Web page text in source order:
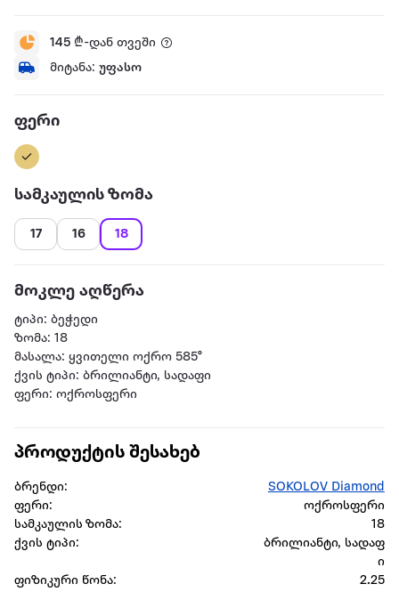
145 ₾-დან თვეში
მიტანა: უფასო
ფერი
სამკაულის ზომა
17 16 18
მოკლე აღწერა
ტიპი: ბეჭედი
ზომა: 18
მასალა: ყვითელი ოქრო 585°
ქვის ტიპი: ბრილიანტი, სადაფი
ფერი: ოქროსფერი
პროდუქტის შესახებ
ბრენდი:
SOKOLOV Diamond
ფერი:
ოქროსფერი
სამკაულის ზომა:
18
ქვის ტიპი:
ბრილიანტი, სადაფ
ი
ფიზიკური წონა:
2.25